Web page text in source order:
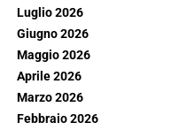
Luglio 2026
Giugno 2026
Maggio 2026
Aprile 2026
Marzo 2026
Febbraio 2026